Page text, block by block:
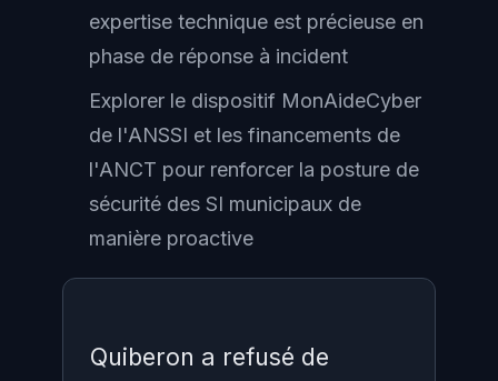
expertise technique est précieuse en
phase de réponse à incident
Explorer le dispositif MonAideCyber
de l'ANSSI et les financements de
l'ANCT pour renforcer la posture de
sécurité des SI municipaux de
manière proactive
Quiberon a refusé de